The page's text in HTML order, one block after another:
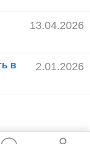
13.04.2026
в
2.01.2026